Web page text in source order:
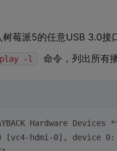
树莓派5的任意USB 3.0接
-l 命令，列出所有
Hardware Devices
[vc4-hdmi-0], device